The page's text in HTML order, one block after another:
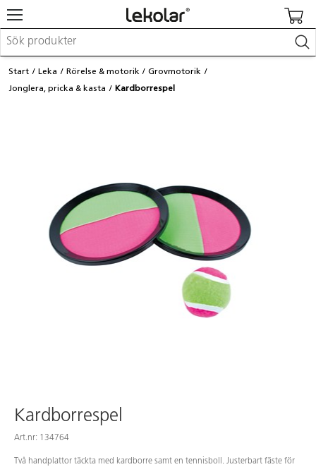
Möbler & inredning
Lekplatsutrustning & utemiljö
Logga in / Registrera dig
Hitta din säljare
Kontakta Lekolar
Start Leka Rörelse & motorik
Grovmotorik
Jonglera, pricka & kasta
Kardborrespel
Kardborrespel
Art.nr: 134764
Två handplattor täckta med kardborre samt en tennisboll. Justerbart fäste för